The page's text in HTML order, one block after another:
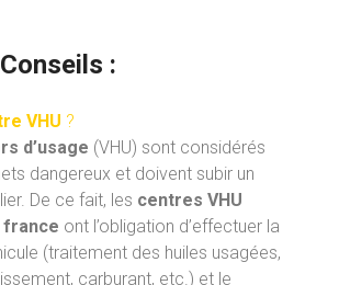
:
VHU ?
d’usage (VHU) sont considérés
dangereux et doivent subir un
De ce fait, les centres VHU
france ont l’obligation d’effectuer la
(traitement des huiles usagées,
carburant, etc.) et le